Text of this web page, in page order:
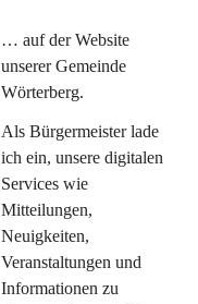
… auf der Website
unserer Gemeinde
Wörterberg.
Als Bürgermeister lade
ich ein, unsere digitalen
Services wie
Mitteilungen,
Neuigkeiten,
Veranstaltungen und
Informationen zu